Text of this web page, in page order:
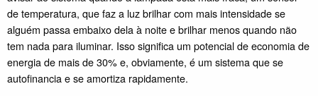
de temperatura, que faz a luz brilhar com mais intensidade se
alguém passa embaixo dela à noite e brilhar menos quando não
tem nada para iluminar. Isso significa um potencial de economia de
energia de mais de 30% e, obviamente, é um sistema que se
autofinancia e se amortiza rapidamente.